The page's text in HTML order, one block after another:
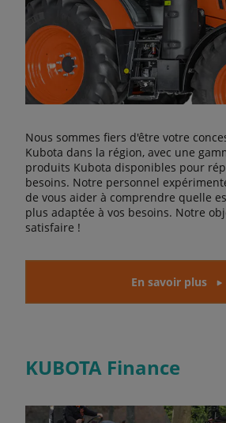
Nous sommes fiers d'être votre
Kubota dans la région, avec une
produits Kubota disponibles pour
besoins. Notre personnel
de vous aider à comprendre quelle
plus adaptée à vos besoins. Notre
satisfaire !
En savoir plus
KUBOTA Finance